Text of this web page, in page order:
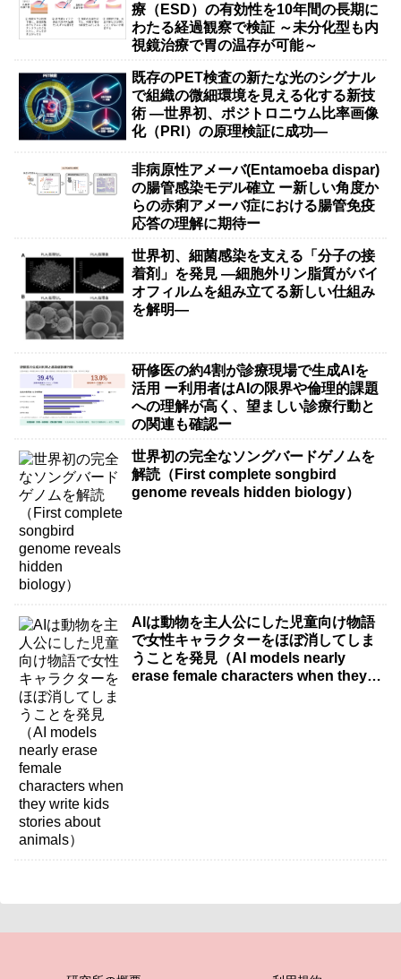
療（ESD）の有効性を10年間の長期に
わたる経過観察で検証 ～未分化型も内
視鏡治療で胃の温存が可能～
既存のPET検査の新たな光のシグナル
で組織の微細環境を見える化する新技
術 ―世界初、ポジトロニウム比率画像
化（PRI）の原理検証に成功―
非病原性アメーバ(Entamoeba dispar)
の腸管感染モデル確立 ー新しい角度か
らの赤痢アメーバ症における腸管免疫
応答の理解に期待ー
世界初、細菌感染を支える「分子の接
着剤」を発見 ―細胞外リン脂質がバイ
オフィルムを組み立てる新しい仕組み
を解明―
研修医の約4割が診療現場で生成AIを
活用 ー利用者はAIの限界や倫理的課題
への理解が高く、望ましい診療行動と
の関連も確認ー
世界初の完全なソングバードゲノムを
解読（First complete songbird
genome reveals hidden biology）
AIは動物を主人公にした児童向け物語
で女性キャラクターをほぼ消してしま
うことを発見（AI models nearly
erase female characters when they